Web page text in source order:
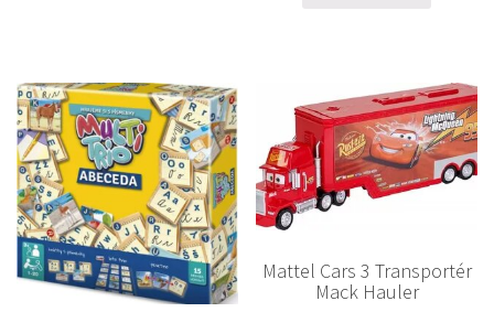
Mattel Cars 3 Transportér
Mack Hauler